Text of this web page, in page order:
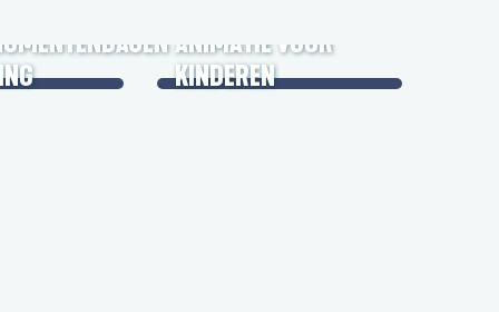
ANIMATIE VOOR
KINDEREN